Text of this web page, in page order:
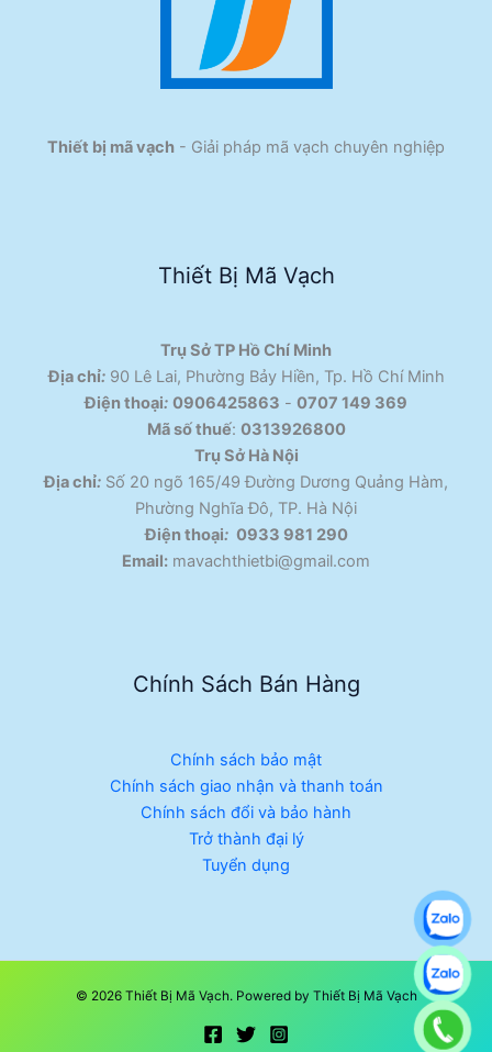
Thiết bị mã vạch - Giải pháp mã vạch chuyên nghiệp
Thiết Bị Mã Vạch
Trụ Sở TP Hồ Chí Minh
Địa chỉ:90 Lê Lai, Phường Bảy Hiền, Tp. Hồ Chí Minh
Điện thoại: 0906425863 - 0707 149 369
Mã số thuế: 0313926800
Trụ Sở Hà Nội
Địa chỉ: Số 20 ngõ 165/49 Đường Dương Quảng Hàm,
Phường Nghĩa Đô, TP. Hà Nội
Điện thoại: 0933 981 290
Email: mavachthietbi@gmail.com
Chính Sách Bán Hàng
Chính sách bảo mật
Chính sách giao nhận và thanh toán
Chính sách đổi và bảo hành
Trở thành đại lý
Tuyển dụng
© 2026 Thiết Bị Mã Vạch. Powered by Thiết Bị Mã Vạch